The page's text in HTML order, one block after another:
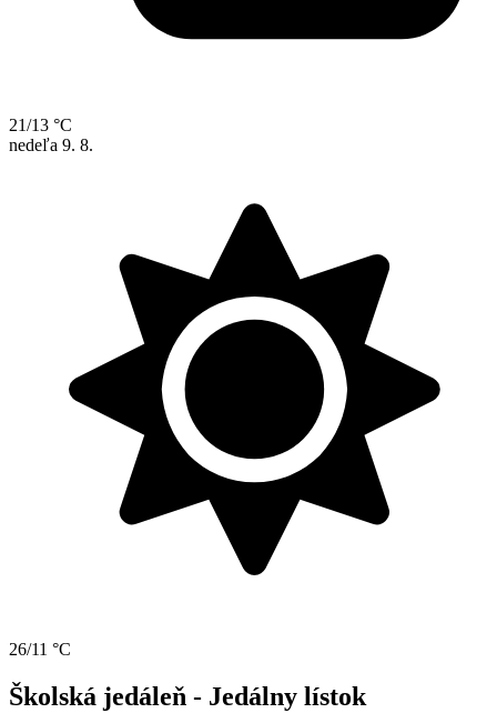
21/13 °C
nedeľa 9. 8.
26/11 °C
Školská jedáleň - Jedálny lístok